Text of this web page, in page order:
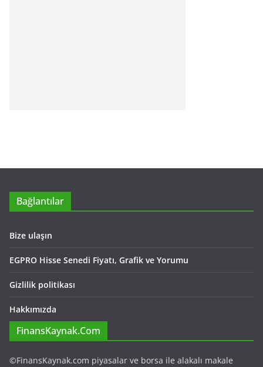
Bağlantılar
Bize ulaşın
EGPRO Hisse Senedi Fiyatı, Grafik ve Yorumu
Gizlilik politikası
Hakkımızda
FinansKaynak.Com
©FinansKaynak.com piyasalar ve borsa ile alakalı makale